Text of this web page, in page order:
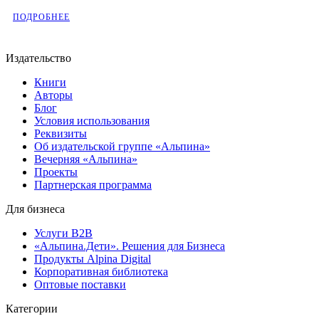
ПОДРОБНЕЕ
Издательство
Книги
Авторы
Блог
Условия использования
Реквизиты
Об издательской группе «Альпина»
Вечерняя «Альпина»
Проекты
Партнерская программа
Для бизнеса
Услуги B2B
«Альпина.Дети». Решения для Бизнеса
Продукты Alpina Digital
Корпоративная библиотека
Оптовые поставки
Категории